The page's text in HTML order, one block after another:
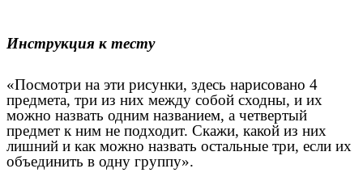
Инструкция к тесту
«Посмотри на эти рисунки, здесь нарисовано 4
предмета, три из них между собой сходны, и их
можно назвать одним названием, а четвертый
предмет к ним не подходит. Скажи, какой из них
лишний и как можно назвать остальные три, если их
объединить в одну группу».